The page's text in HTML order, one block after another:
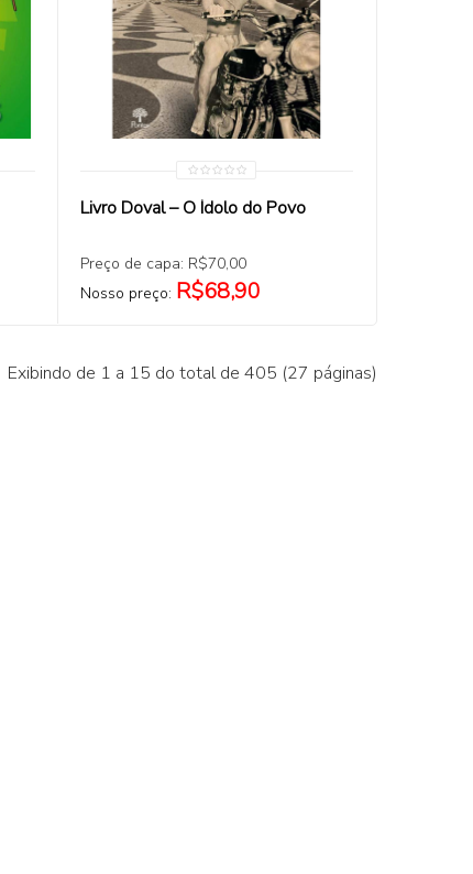
Livro Doval – O Ídolo do Povo
Preço de capa: R$70,00
Nosso preço: R$68,90
COMPRAR
Exibindo de 1 a 15 do total de 405 (27 páginas)